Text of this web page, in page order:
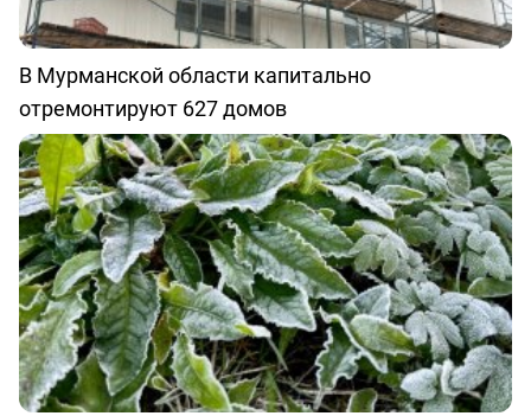
В Мурманской области капитально
отремонтируют 627 домов